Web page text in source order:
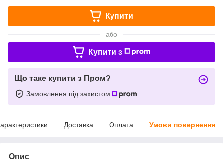
Купити
або
Купити з
Що таке купити з Пром?
Замовлення під захистом
Доставка Оплата Умови повернення
Опис